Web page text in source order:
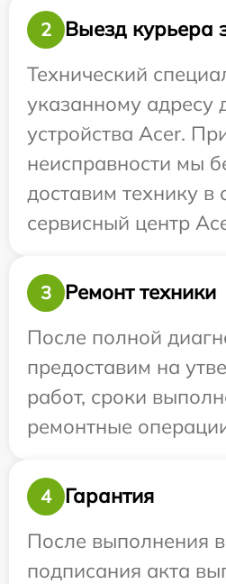
2
Выезд курьера
Технический
указанному адресу
устройства Acer.
неисправности мы
доставим технику в
сервисный центр
3
Ремонт техники
После полной
предоставим на
работ, сроки
ремонтные
4
Гарантия
После выполнения
подписания акта